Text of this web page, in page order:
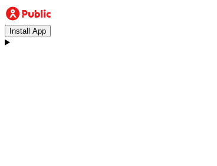
Install App